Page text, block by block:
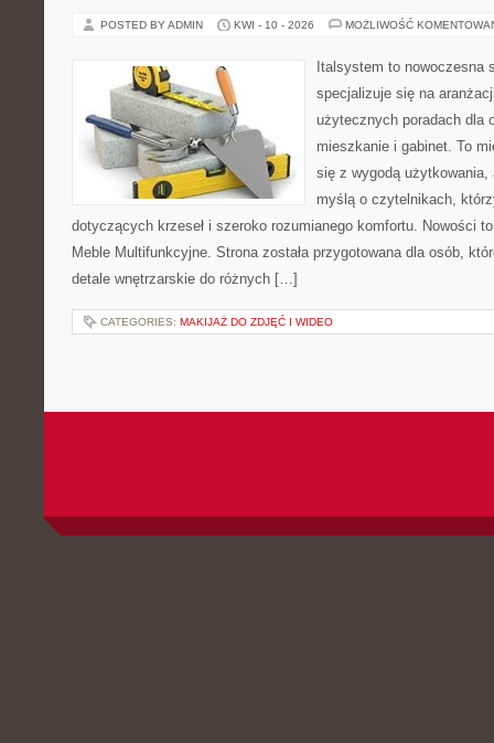
POSTED BY ADMIN KWI - 10 - 2026 MOŻLIWOŚĆ
Italsystem to nowoczesna
specjalizuje się na
użytecznych poradach dla
mieszkanie i gabinet. To
się z wygodą użytkowania,
myślą o czytelnikach,
dotyczących krzeseł i szeroko rozumianego komfortu. Nowości
Meble Multifunkcyjne. Strona została przygotowana dla osób,
detale wnętrzarskie do różnych […]
CATEGORIES: MAKIJAŻ DO ZDJĘĆ I WIDEO